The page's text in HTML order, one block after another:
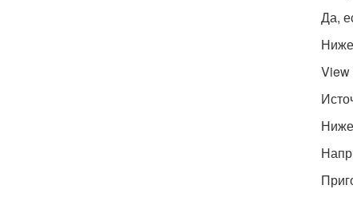
Да,
View